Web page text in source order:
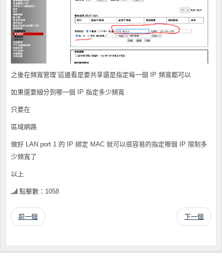
之後在頻寬管理ˋ這邊看是要共享還是指定每一個 IP 頻寬都可以
如果還要細分到哪一個 IP 指定多少頻寬
只要在
區域網路
做好 LAN port 1 的 IP 綁定 MAC 就可以很容易的指定哪個 IP 限制多
少頻寬了
以上
點擊數：1058
前一個 下一個